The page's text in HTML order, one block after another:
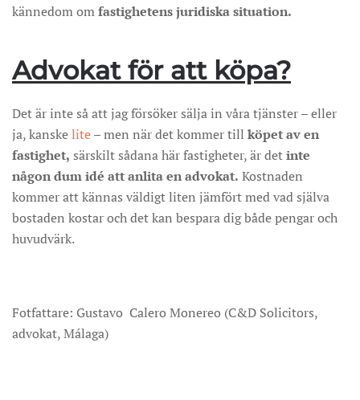
kännedom omfastighetens juridiska situation.
Advokat för att köpa?
Det är inte så att jag försöker sälja in våra tjänster – eller
ja, kanskelite– men när det kommer till köpet av en
fastighet, särskilt sådana här fastigheter, är detinte
någon dum idé att anlita en advokat. Kostnaden
kommer att kännas väldigt liten jämfört med vad själva
bostaden kostar och det kan bespara dig både pengar och
huvudvärk.
Fotfattare: Gustavo Calero Monereo (C&D Solicitors,
advokat, Málaga)